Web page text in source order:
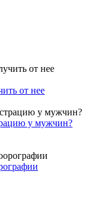
от нее
у мужчин?